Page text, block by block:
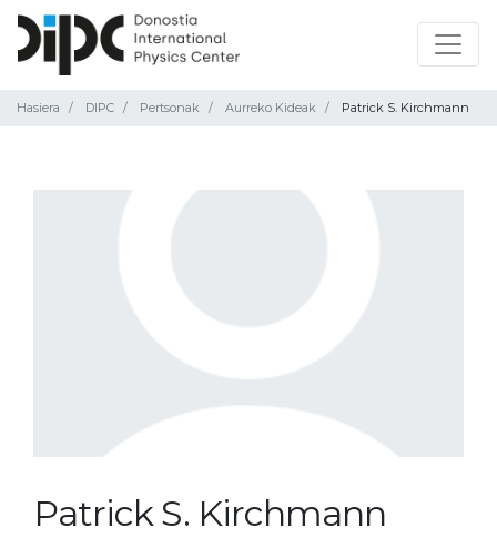
Hasiera DIPC Pertsonak Aurreko Kideak Patrick S. Kirchmann
Patrick S. Kirchmann